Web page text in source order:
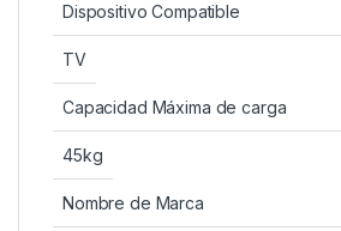
Dispositivo Compatible
TV
Capacidad Máxima de carga
45kg
Nombre de Marca